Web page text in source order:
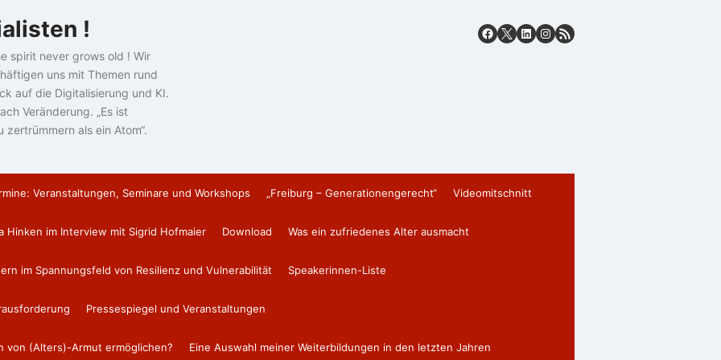
!
spirit never grows old ! Wir
uns mit Themen rund
auf die Digitalisierung und KI.
Veränderung. „Es ist
als ein Atom“.
Veranstaltungen, Seminare und Workshops „Freiburg – Generationengerecht“ Videomitschnitt
Hinken im Interview mit Sigrid Hofmaier Download Was ein zufriedenes Alter ausmacht
im Spannungsfeld von Resilienz und Vulnerabilität Speakerinnen-Liste
Pressespiegel und Veranstaltungen
von (Alters)-Armut ermöglichen? Eine Auswahl meiner Weiterbildungen in den letzten Jahren